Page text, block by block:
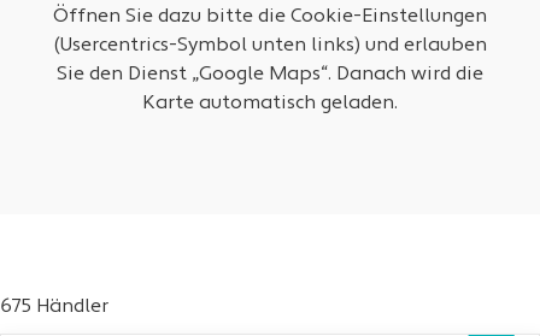
Öffnen Sie dazu bitte die Cookie-Einstellungen
(Usercentrics-Symbol unten links) und erlauben
Sie den Dienst „Google Maps“. Danach wird die
Karte automatisch geladen.
675 Händler